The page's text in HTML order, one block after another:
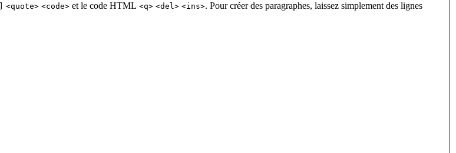
<quote> <code> et le code HTML <q> <del> <ins>. Pour créer des paragraphes, laissez simplement des lignes